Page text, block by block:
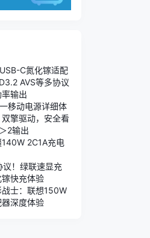
C氮化镓适配
AVS等多协议
输出
移动电源详细体
擎驱动，安全看
2输出
2C1A充电
议！绿联速显充
快充体验
士：联想150W
深度体验